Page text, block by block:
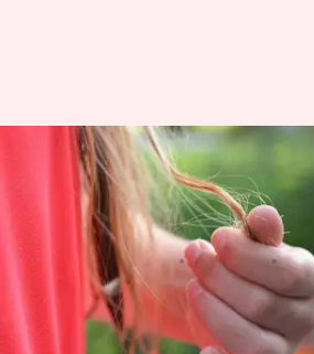
Atasi rambut
kiat-kiat
musim hujan ini
Taufiq Al Jufri Jul 12, 2023
Apa ceritanya